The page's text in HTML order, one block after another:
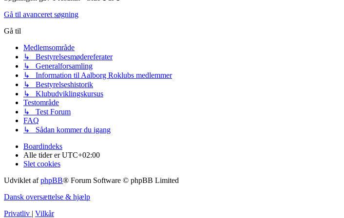
Gå til avanceret søgning
Gå til
Medlemsområde
↳ Bestyrelsesmødereferater
↳ Generalforsamling
↳ Information til Aalborg Roklubs medlemmer
↳ Bestyrelseshistorik
↳ Klubudviklingskursus
Testområde
↳ Test Forum
FAQ
↳ Sådan kommer du igang
Boardindeks
Alle tider erUTC+02:00
Slet cookies
Udviklet afphpBB® Forum Software © phpBB Limited
Dansk oversættelse & hjælp
Privatliv
Vilkår